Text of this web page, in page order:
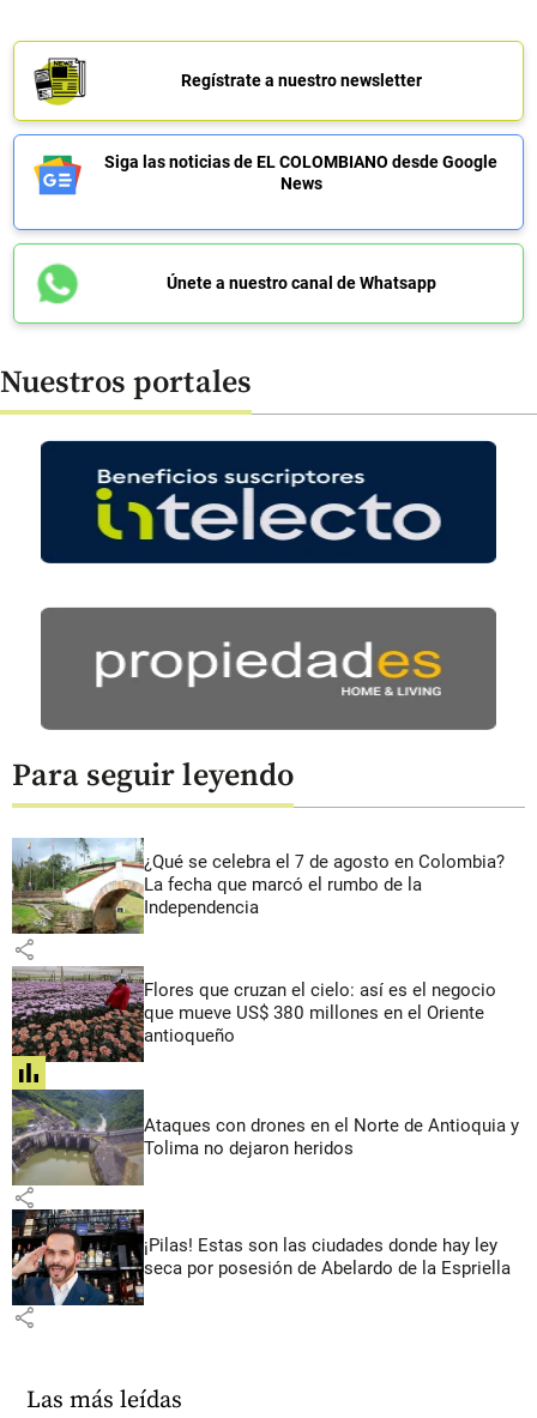
Regístrate a nuestro newsletter
Siga las noticias de EL COLOMBIANO desde Google
News
Únete a nuestro canal de Whatsapp
Nuestros portales
Para seguir leyendo
¿Qué se celebra el 7 de agosto en Colombia?
La fecha que marcó el rumbo de la
Independencia
share
Flores que cruzan el cielo: así es el negocio
que mueve US$ 380 millones en el Oriente
antioqueño
share
Ataques con drones en el Norte de Antioquia y
Tolima no dejaron heridos
share
¡Pilas! Estas son las ciudades donde hay ley
seca por posesión de Abelardo de la Espriella
share
Las más leídas